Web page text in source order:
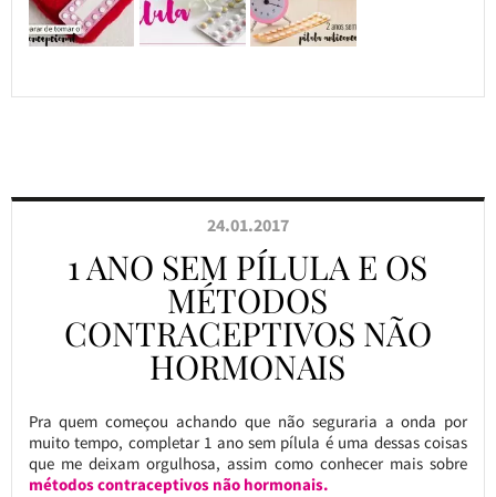
24.01.2017
1 ANO SEM PÍLULA E OS
MÉTODOS
CONTRACEPTIVOS NÃO
HORMONAIS
Pra quem começou achando que não seguraria a onda por
muito tempo, completar 1 ano sem pílula é uma dessas coisas
que me deixam orgulhosa, assim como conhecer mais sobre
métodos contraceptivos não hormonais.